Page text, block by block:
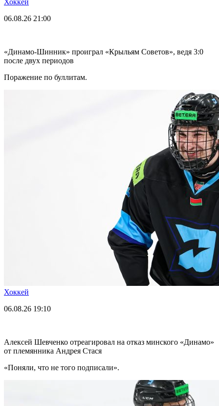
Хоккей
06.08.26 21:00
«Динамо-Шинник» проиграл «Крыльям Советов», ведя 3:0
после двух периодов
Поражение по буллитам.
Хоккей
06.08.26 19:10
Алексей Шевченко отреагировал на отказ минского «Динамо»
от племянника Андрея Стася
«Поняли, что не того подписали».